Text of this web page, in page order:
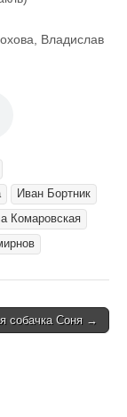
Владислав
Иван Бортник
Комаровская
собачка Соня →